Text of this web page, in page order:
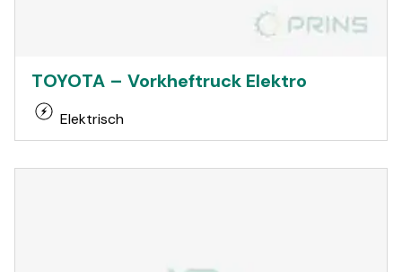
TOYOTA – Vorkheftruck Elektro
Elektrisch